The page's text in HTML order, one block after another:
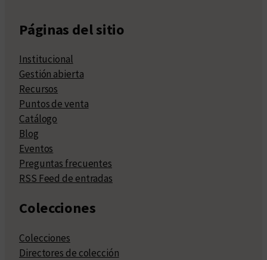
Páginas del sitio
Institucional
Gestión abierta
Recursos
Puntos de venta
Catálogo
Blog
Eventos
Preguntas frecuentes
RSS Feed de entradas
Colecciones
Colecciones
Directores de colección